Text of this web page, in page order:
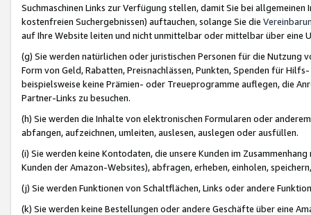
Suchmaschinen Links zur Verfügung stellen, damit Sie bei
kostenfreien Suchergebnissen) auftauchen, solange Sie die
auf Ihre Website leiten und nicht unmittelbar oder mittelbar über eine
(g) Sie werden natürlichen oder juristischen Personen für die Nutzung
Form von Geld, Rabatten, Preisnachlässen, Punkten, Spenden für
beispielsweise keine Prämien- oder Treueprogramme auflegen, die
Partner-Links zu besuchen.
(h) Sie werden die Inhalte von elektronischen Formularen oder
abfangen, aufzeichnen, umleiten, auslesen, auslegen oder ausfüllen.
(i) Sie werden keine Kontodaten, die unsere Kunden im
Kunden der Amazon-Websites), abfragen, erheben, einholen,
(j) Sie werden Funktionen von Schaltflächen, Links oder andere
(k) Sie werden keine Bestellungen oder andere Geschäfte über eine